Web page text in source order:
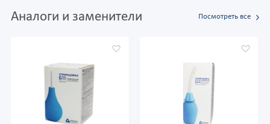
Аналоги и заменители Посмотреть все